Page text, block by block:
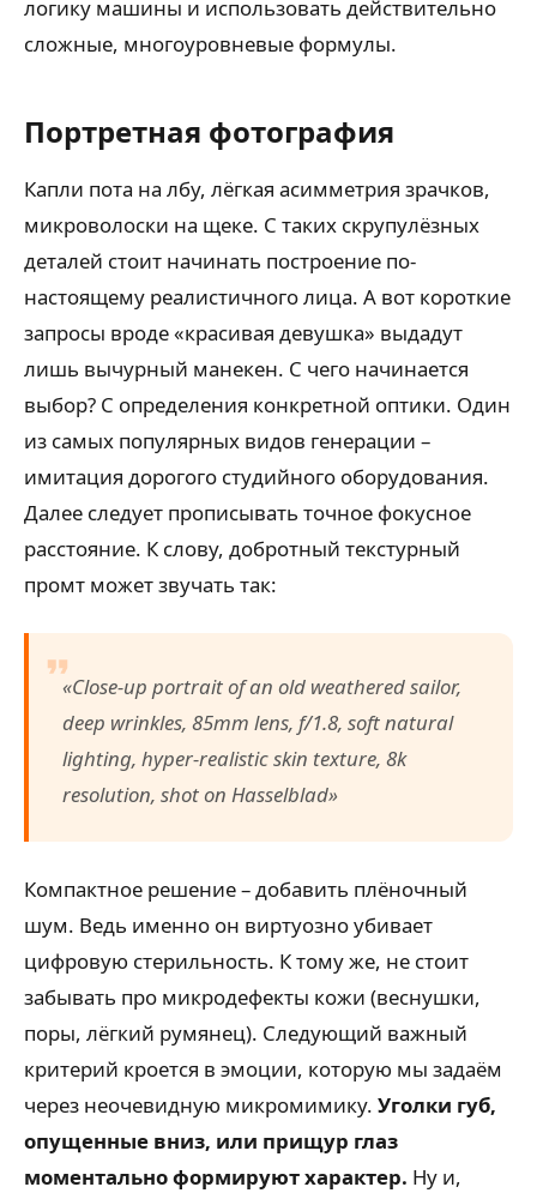
логику машины и использовать действительно
сложные, многоуровневые формулы.
Портретная фотография
Капли пота на лбу, лёгкая асимметрия зрачков,
микроволоски на щеке. С таких скрупулёзных
деталей стоит начинать построение по-
настоящему реалистичного лица. А вот короткие
запросы вроде «красивая девушка» выдадут
лишь вычурный манекен. С чего начинается
выбор? С определения конкретной оптики. Один
из самых популярных видов генерации –
имитация дорогого студийного оборудования.
Далее следует прописывать точное фокусное
расстояние. К слову, добротный текстурный
промт может звучать так:
«Close-up portrait of an old weathered sailor,
deep wrinkles, 85mm lens, f/1.8, soft natural
lighting, hyper-realistic skin texture, 8k
resolution, shot on Hasselblad»
Компактное решение – добавить плёночный
шум. Ведь именно он виртуозно убивает
цифровую стерильность. К тому же, не стоит
забывать про микродефекты кожи (веснушки,
поры, лёгкий румянец). Следующий важный
критерий кроется в эмоции, которую мы задаём
через неочевидную микромимику. Уголки губ,
опущенные вниз, или прищур глаз
моментально формируют характер. Ну и,